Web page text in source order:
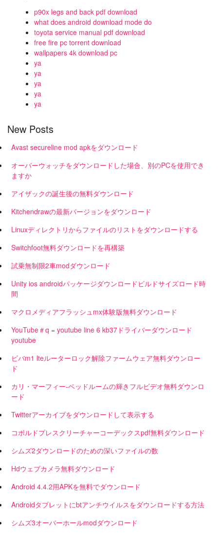
p90x legs and back pdf download
what does android download mode do
toyota service manual pdf download
free fire pc torrent download
wallpapers 4k download pc
ya
ya
ya
ya
ya
New Posts
Avast secureline mod apkをダウンロード
オーバーウォッチをダウンロードした場合、別のPCを使用でき
ますか
アイザックの誕生後の無料ダウンロード
Kitchendrawの最新バージョンをダウンロード
Linuxディレクトリからファイルのリストをダウンロードする
Switchfoot無料ダウンロードを再構築
試乗無制限2車modダウンロード
Unity ios androidパッケージダウンロードビルドサイズロード時
間
マクロメディアフラッシュmx体験版無料ダウンロード
YouTube＃q = youtube line 6 kb37ドライバーダウンロード
youtube
ビバm1 lteルーターロック解除ファームウェア無料ダウンロー
ド
カリ・マーフィー-ベッドルームの輝きフルビデオ無料ダウンロ
ード
Twitterアーカイブをダウンロードして表示する
コボルドプレスクリーチャーコーデックスpdf無料ダウンロード
シムズ2ダウンロードのための深いファイルの数
Hdウェブカメラ無料ダウンロード
Android 4.4.2用APKを無料でダウンロード
Androidタブレットにbtアンチウイルスをダウンロードする方法
シムズ3オーバーホールmodダウンロード